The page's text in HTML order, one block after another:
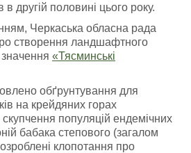
в другій половині цього року.
Черкаська обласна рада
створення ландшафтного
«Тясминські
обґрунтування для
на крейдяних горах
популяцій ендемічних
бабака степового (загалом
клопотання про